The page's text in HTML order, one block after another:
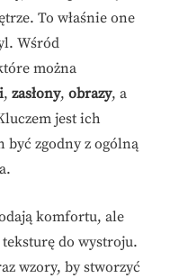
To właśnie one
Wśród
można
, zasłony, obrazy, a
jest ich
zgodny z ogólną
komfortu, ale
do wystroju.
wzory, by stworzyć